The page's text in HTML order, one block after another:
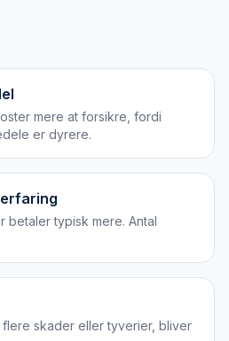
mere at forsikre, fordi
er dyrere.
betaler typisk mere. Antal
skader eller tyverier, bliver